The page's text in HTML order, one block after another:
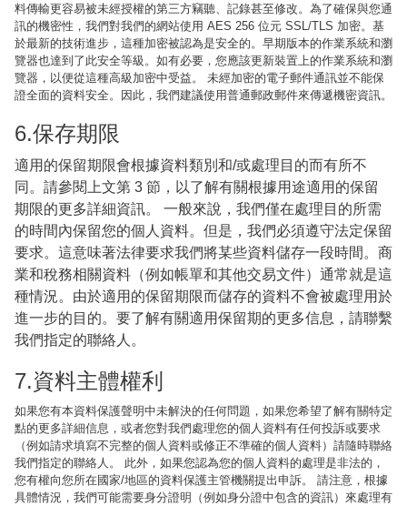
料傳輸更容易被未經授權的第三方竊聽、記錄甚至修改。為了確保與您通
訊的機密性，我們對我們的網站使用 AES 256 位元 SSL/TLS 加密。基
於最新的技術進步，這種加密被認為是安全的。早期版本的作業系統和瀏
覽器也達到了此安全等級。如有必要，您應該更新裝置上的作業系統和瀏
覽器，以便從這種高級加密中受益。 未經加密的電子郵件通訊並不能保
證全面的資料安全。因此，我們建議使用普通郵政郵件來傳遞機密資訊。
6.保存期限
適用的保留期限會根據資料類別和/或處理目的而有所不
同。請參閱上文第 3 節，以了解有關根據用途適用的保留
期限的更多詳細資訊。 一般來說，我們僅在處理目的所需
的時間內保留您的個人資料。但是，我們必須遵守法定保留
要求。這意味著法律要求我們將某些資料儲存一段時間。商
業和稅務相關資料（例如帳單和其他交易文件）通常就是這
種情況。由於適用的保留期限而儲存的資料不會被處理用於
進一步的目的。要了解有關適用保留期的更多信息，請聯繫
我們指定的聯絡人。
7.資料主體權利
如果您有本資料保護聲明中未解決的任何問題，如果您希望了解有關特定
點的更多詳細信息，或者您對我們處理您的個人資料有任何投訴或要求
（例如請求填寫不完整的個人資料或修正不準確的個人資料）請隨時聯絡
我們指定的聯絡人。 此外，如果您認為您的個人資料的處理是非法的，
您有權向您所在國家/地區的資料保護主管機關提出申訴。 請注意，根據
具體情況，我們可能需要身分證明（例如身分證中包含的資訊）來處理有